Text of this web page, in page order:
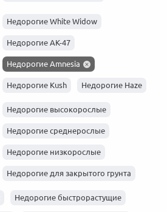
Недорогие White Widow
Недорогие АК-47
Недорогие Amnesia
Недорогие Kush Недорогие Haze
Недорогие Skunk
Недорогие Afghani
Недорогие высокорослые
Недорогие среднерослые
Недорогие низкорослые
Недорогие для закрытого грунта
Недорогие быстрорастущие